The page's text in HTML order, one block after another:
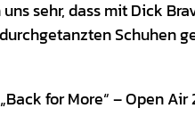
uns sehr, dass mit Dick
Schuhen
for More“ – Open Air